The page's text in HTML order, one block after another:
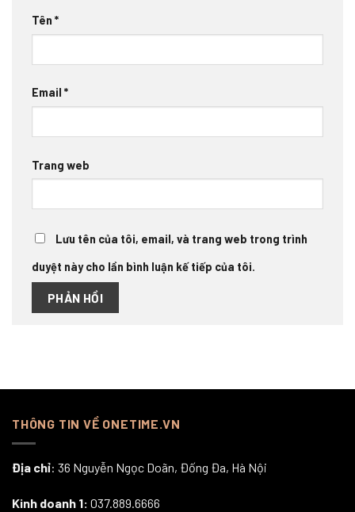
Tên *
Email *
Trang web
Lưu tên của tôi, email, và trang web trong trình
duyệt này cho lần bình luận kế tiếp của tôi.
THÔNG TIN VỀ ONETIME.VN
Địa chỉ: 36 Nguyễn Ngọc Doãn, Đống Đa, Hà Nội
Kinh doanh 1: 037.889.6666